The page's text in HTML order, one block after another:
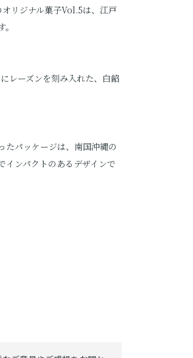
リジナル菓子Vol.5は、江戸
レーズンを刻み入れた、白餡
たパッケージは、南国沖縄の
インパクトのあるデザインで